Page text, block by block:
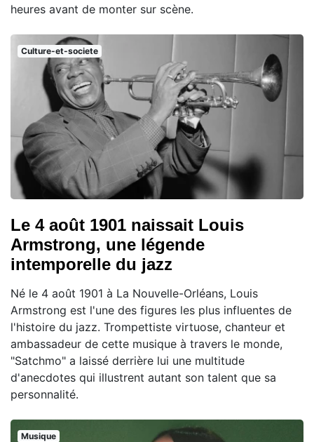
heures avant de monter sur scène.
Culture-et-societe
Le 4 août 1901 naissait Louis
Armstrong, une légende
intemporelle du jazz
Né le 4 août 1901 à La Nouvelle-Orléans, Louis
Armstrong est l'une des figures les plus influentes de
l'histoire du jazz. Trompettiste virtuose, chanteur et
ambassadeur de cette musique à travers le monde,
"Satchmo" a laissé derrière lui une multitude
d'anecdotes qui illustrent autant son talent que sa
personnalité.
Musique